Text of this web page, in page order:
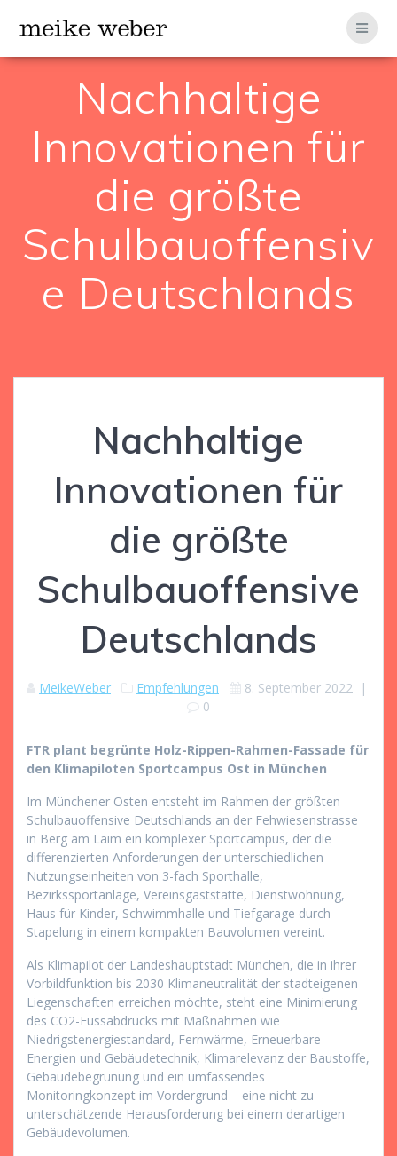
Nachhaltige
Innovationen für
die größte
Schulbauoffensiv
e Deutschlands
Nachhaltige
Innovationen für
die größte
Schulbauoffensive
Deutschlands
MeikeWeber Empfehlungen 8. September 2022 |
0
FTR plant begrünte Holz-Rippen-Rahmen-Fassade für
den Klimapiloten Sportcampus Ost in München
Im Münchener Osten entsteht im Rahmen der größten
Schulbauoffensive Deutschlands an der Fehwiesenstrasse
in Berg am Laim ein komplexer Sportcampus, der die
differenzierten Anforderungen der unterschiedlichen
Nutzungseinheiten von 3-fach Sporthalle,
Bezirkssportanlage, Vereinsgaststätte, Dienstwohnung,
Haus für Kinder, Schwimmhalle und Tiefgarage durch
Stapelung in einem kompakten Bauvolumen vereint.
Als Klimapilot der Landeshauptstadt München, die in ihrer
Vorbildfunktion bis 2030 Klimaneutralität der stadteigenen
Liegenschaften erreichen möchte, steht eine Minimierung
des CO2-Fussabdrucks mit Maßnahmen wie
Niedrigstenergiestandard, Fernwärme, Erneuerbare
Energien und Gebäudetechnik, Klimarelevanz der Baustoffe,
Gebäudebegrünung und ein umfassendes
Monitoringkonzept im Vordergrund – eine nicht zu
unterschätzende Herausforderung bei einem derartigen
Gebäudevolumen.